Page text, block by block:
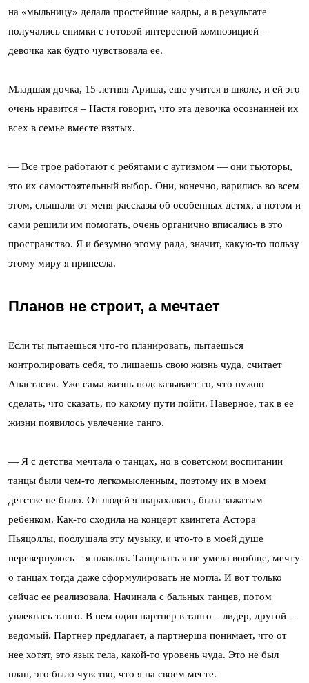
на «мыльницу» делала простейшие кадры, а в результате
получались снимки с готовой интересной композицией –
девочка как будто чувствовала ее.
Младшая дочка, 15-летняя Ариша, еще учится в школе, и ей это
очень нравится – Настя говорит, что эта девочка осознанней их
всех в семье вместе взятых.
— Все трое работают с ребятами с аутизмом — они тьюторы,
это их самостоятельный выбор. Они, конечно, варились во всем
этом, слышали от меня рассказы об особенных детях, а потом и
сами решили им помогать, очень органично вписались в это
пространство. Я и безумно этому рада, значит, какую-то пользу
этому миру я принесла.
Планов не строит, а мечтает
Если ты пытаешься что-то планировать, пытаешься
контролировать себя, то лишаешь свою жизнь чуда, считает
Анастасия. Уже сама жизнь подсказывает то, что нужно
сделать, что сказать, по какому пути пойти. Наверное, так в ее
жизни появилось увлечение танго.
— Я с детства мечтала о танцах, но в советском воспитании
танцы были чем-то легкомысленным, поэтому их в моем
детстве не было. От людей я шарахалась, была зажатым
ребенком. Как-то сходила на концерт квинтета Астора
Пьяцоллы, послушала эту музыку, и что-то в моей душе
перевернулось – я плакала. Танцевать я не умела вообще, мечту
о танцах тогда даже сформулировать не могла. И вот только
сейчас ее реализовала. Начинала с бальных танцев, потом
увлеклась танго. В нем один партнер в танго – лидер, другой –
ведомый. Партнер предлагает, а партнерша понимает, что от
нее хотят, это язык тела, какой-то уровень чуда. Это не был
план, это было чувство, что я на своем месте.